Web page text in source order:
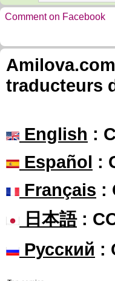
Comment on Facebook
traducteurs
English :
Español :
Français :
日本語:
Русский :